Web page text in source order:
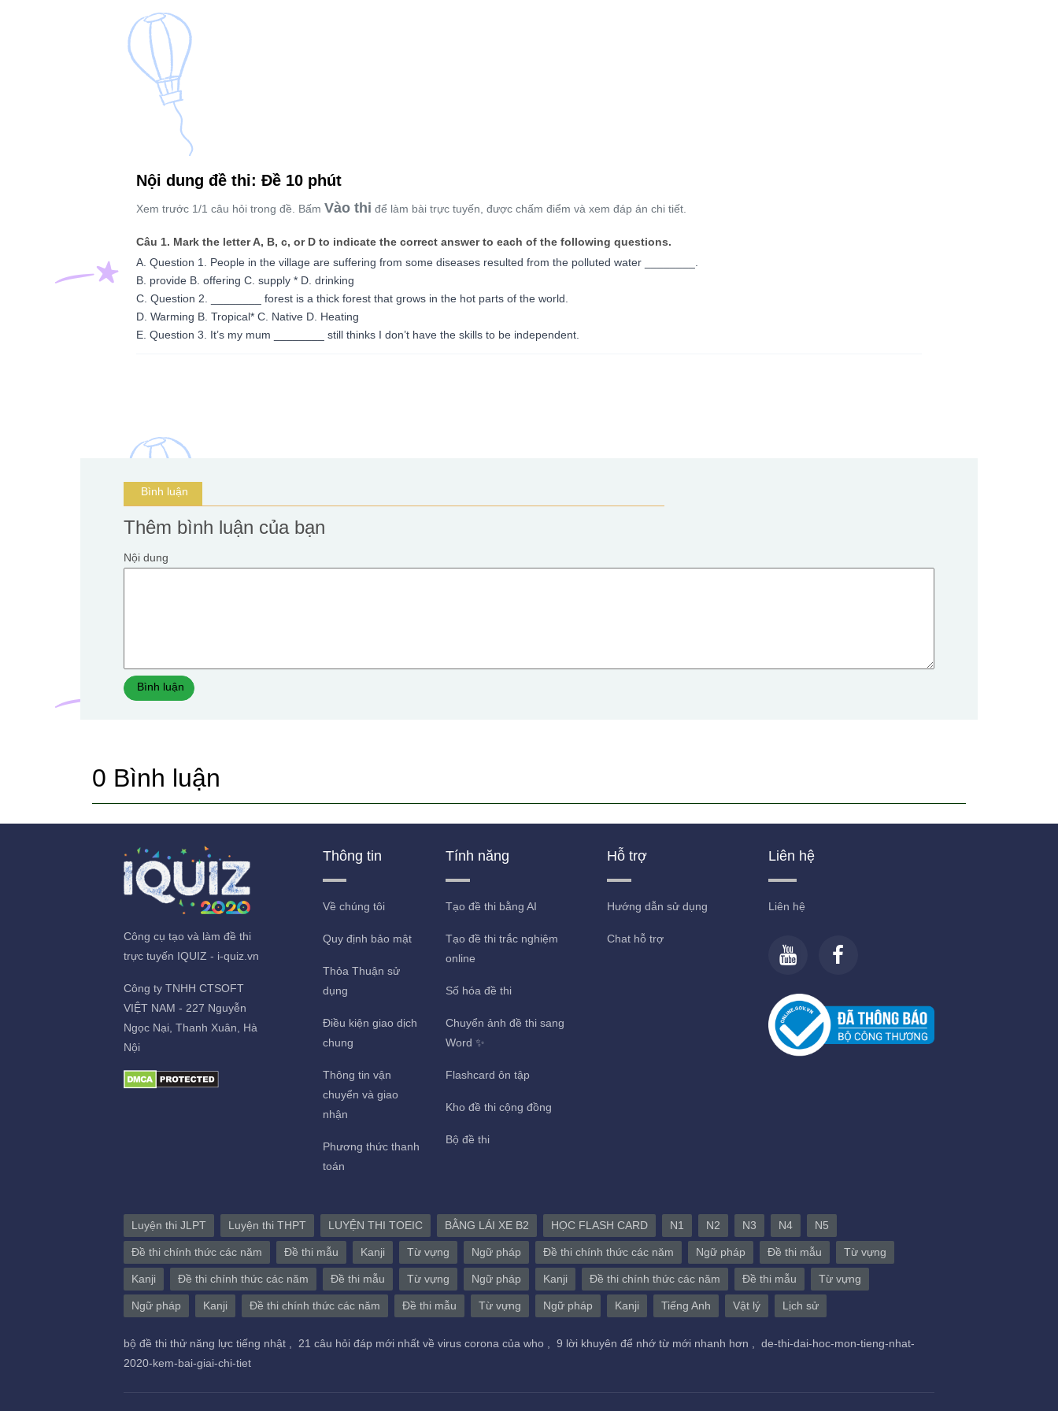
Nội dung đề thi: Đề 10 phút
Xem trước 1/1 câu hỏi trong đề. Bấm Vào thi để làm bài trực tuyến, được chấm điểm và xem đáp án chi tiết.
Câu 1. Mark the letter A, B, c, or D to indicate the correct answer to each of the following questions.
A. Question 1. People in the village are suffering from some diseases resulted from the polluted water ________.
B. provide B. offering C. supply * D. drinking
C. Question 2. ________ forest is a thick forest that grows in the hot parts of the world.
D. Warming B. Tropical* C. Native D. Heating
E. Question 3. It’s my mum ________ still thinks I don’t have the skills to be independent.
Bình luận
Thêm bình luận của bạn
Nội dung
Bình luận
0 Bình luận
Công cụ tạo và làm đề thi
trực tuyến IQUIZ - i-quiz.vn
Công ty TNHH CTSOFT
VIỆT NAM - 227 Nguyễn
Ngọc Nại, Thanh Xuân, Hà
Nội
Thông tin
Về chúng tôi
Quy định bảo mật
Thỏa Thuận sử
dụng
Điều kiện giao dịch
chung
Thông tin vận
chuyển và giao
nhận
Phương thức thanh
toán
Tính năng
Tạo đề thi bằng AI
Tạo đề thi trắc nghiệm
online
Số hóa đề thi
Chuyển ảnh đề thi sang
Word ✨
Flashcard ôn tập
Kho đề thi cộng đồng
Bộ đề thi
Hỗ trợ
Hướng dẫn sử dụng
Chat hỗ trợ
Liên hệ
Liên hệ
Luyện thi JLPT Luyện thi THPT LUYỆN THI TOEIC BẰNG LÁI XE B2 HỌC FLASH CARD N1 N2 N3 N4 N5
Đề thi chính thức các năm Đề thi mẫu Kanji Từ vựng Ngữ pháp Đề thi chính thức các năm Ngữ pháp Đề thi mẫu Từ vựng
Kanji Đề thi chính thức các năm Đề thi mẫu Từ vựng Ngữ pháp Kanji Đề thi chính thức các năm Đề thi mẫu Từ vựng
Ngữ pháp Kanji Đề thi chính thức các năm Đề thi mẫu Từ vựng Ngữ pháp Kanji Tiếng Anh Vật lý Lịch sử
bộ đề thi thử năng lực tiếng nhật , 21 câu hỏi đáp mới nhất về virus corona của who , 9 lời khuyên để nhớ từ mới nhanh hơn ,
de-thi-dai-hoc-mon-tieng-nhat-
2020-kem-bai-giai-chi-tiet